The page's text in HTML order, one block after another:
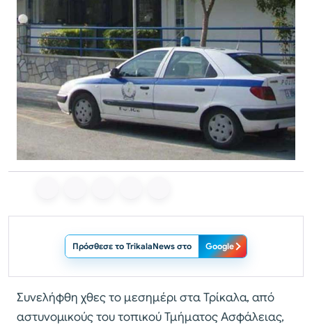
Πρόσθεσε το TrikalaNews στο Google
Συνελήφθη χθες το μεσημέρι στα Τρίκαλα, από
αστυνομικούς του τοπικού Τμήματος Ασφάλειας,